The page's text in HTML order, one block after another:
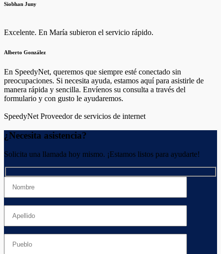
Siobhan Juny
Excelente. En María subieron el servicio rápido.
Alberto González
En SpeedyNet, queremos que siempre esté conectado sin
preocupaciones. Si necesita ayuda, estamos aquí para asistirle de
manera rápida y sencilla. Envíenos su consulta a través del
formulario y con gusto le ayudaremos.
SpeedyNet Proveedor de servicios de internet
¿Necesita asistencia?
Solicita una llamada hoy mismo. ¡Estamos listos para ayudarte!